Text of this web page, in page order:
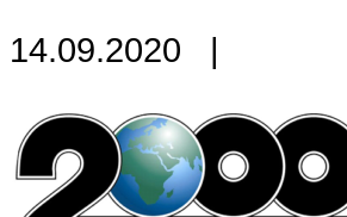
14.09.2020 |